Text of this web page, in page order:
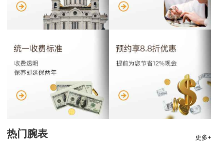
热门腕表 更多+